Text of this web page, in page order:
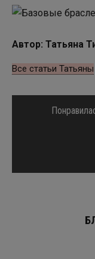
Автор: Татьяна
Все статьи Татьяны